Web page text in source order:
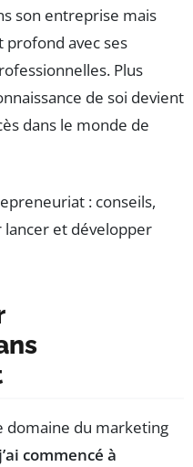
son entreprise mais
avec ses
Plus
de soi devient
dans le monde de
domaine du marketing
commencé à